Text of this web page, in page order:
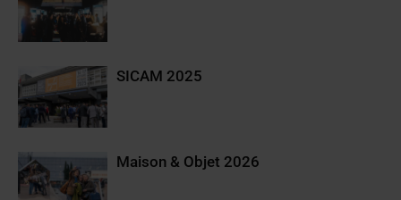
SICAM 2025
Maison & Objet 2026